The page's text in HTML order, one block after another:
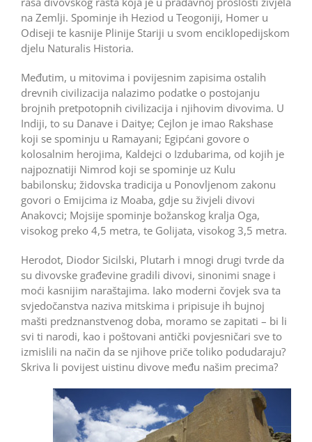
na Zemlji. Spominje ih Heziod u Teogoniji, Homer u
Odiseji te kasnije Plinije Stariji u svom enciklopedijskom
djelu Naturalis Historia.
Međutim, u mitovima i povijesnim zapisima ostalih
drevnih civilizacija nalazimo podatke o postojanju
brojnih pretpotopnih civilizacija i njihovim divovima. U
Indiji, to su Danave i Daitye; Cejlon je imao Rakshase
koji se spominju u Ramayani; Egipćani govore o
kolosalnim herojima, Kaldejci o Izdubarima, od kojih je
najpoznatiji Nimrod koji se spominje uz Kulu
babilonsku; židovska tradicija u Ponovljenom zakonu
govori o Emijcima iz Moaba, gdje su živjeli divovi
Anakovci; Mojsije spominje božanskog kralja Oga,
visokog preko 4,5 metra, te Golijata, visokog 3,5 metra.
Herodot, Diodor Sicilski, Plutarh i mnogi drugi tvrde da
su divovske građevine gradili divovi, sinonimi snage i
moći kasnijim naraštajima. Iako moderni čovjek sva ta
svjedočanstva naziva mitskima i pripisuje ih bujnoj
mašti predznanstvenog doba, moramo se zapitati – bi li
svi ti narodi, kao i poštovani antički povjesničari sve to
izmislili na način da se njihove priče toliko podudaraju?
Skriva li povijest uistinu divove među našim precima?